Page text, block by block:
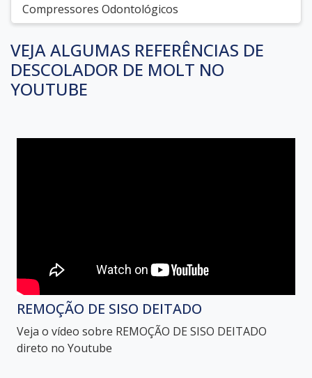
Compressores Odontológicos
VEJA ALGUMAS REFERÊNCIAS DE
DESCOLADOR DE MOLT NO
YOUTUBE
REMOÇÃO DE SISO DEITADO
Veja o vídeo sobre REMOÇÃO DE SISO DEITADO
direto no Youtube